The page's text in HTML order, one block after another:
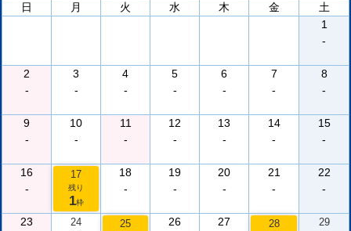
日
月 火 水 木 金
土
1
-
2
-
3
-
4
-
5
-
6
-
7
-
8
-
9
-
10
-
11
-
12
-
13
-
14
-
15
-
16
-
17
残り
1枠
18
-
19
-
20
-
21
-
22
-
23
24 25
26
27
28 29